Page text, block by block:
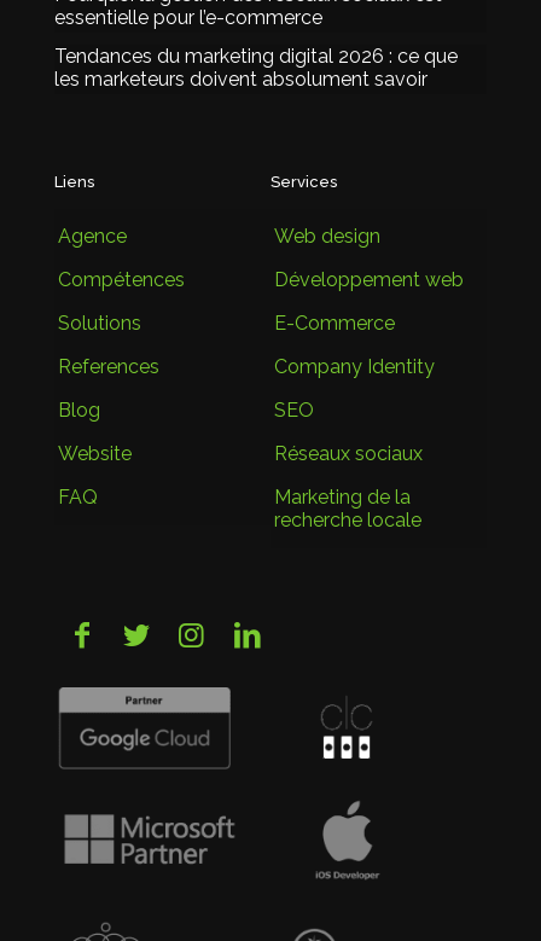
essentielle pour l’e-commerce
Tendances du marketing digital 2026 : ce que
les marketeurs doivent absolument savoir
Liens
Agence
Compétences
Solutions
References
Blog
Website
FAQ
Services
Web design
Développement web
E-Commerce
Company Identity
SEO
Réseaux sociaux
Marketing de la
recherche locale